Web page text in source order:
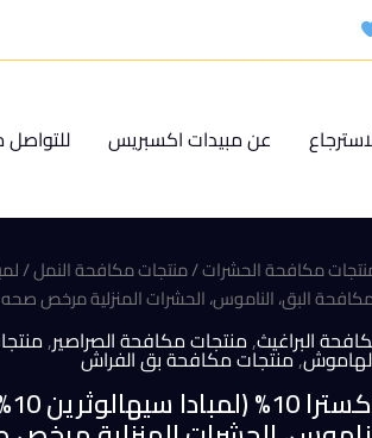
عن مبيدات اكسبريس للتواصل
مكافحة الحشرات/منتجات مكافحة النمل
البق، الناموس، الحشرات المنزلية مرخص صحه
البراغيث,منتجات مكافحة الصراصير,
,منتجات مكافحة بق الفراش